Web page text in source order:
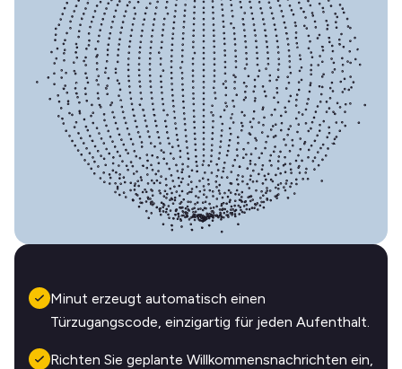
Minut erzeugt automatisch einen
Türzugangscode, einzigartig für jeden Aufenthalt.
Richten Sie geplante Willkommensnachrichten ein,